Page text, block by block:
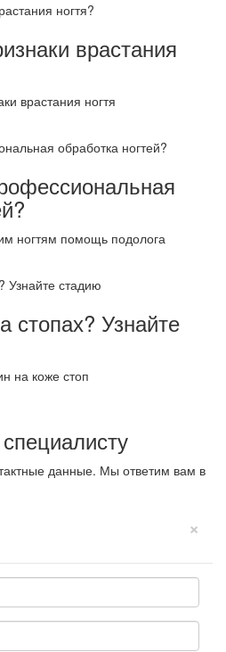
врастания
врастания ногтя
ногтям помощь подолога
стопах? Узнайте
на коже стоп
данные. Мы ответим вам в
×